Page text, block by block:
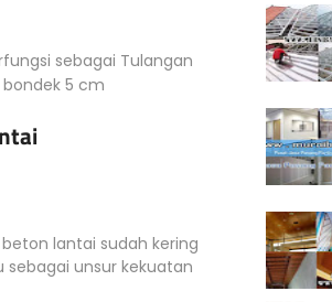
sebagai Tulangan
5 cm
lantai sudah kering
unsur kekuatan